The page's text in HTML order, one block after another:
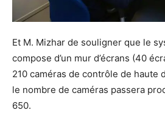
Et M. Mizhar de souligner que le
compose d’un mur d’écrans (40
210 caméras de contrôle de haute
le nombre de caméras passera
650.